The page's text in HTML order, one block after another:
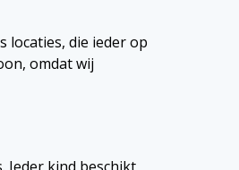
locaties, die ieder op
omdat wij